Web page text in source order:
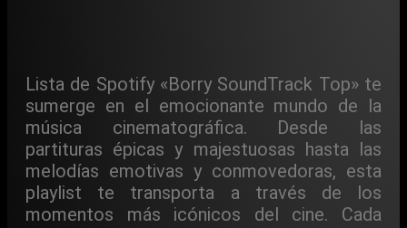
Lista de Spotify «Borry SoundTrack Top» te
sumerge en el emocionante mundo de la
música cinematográfica. Desde las
partituras épicas y majestuosas hasta las
melodías emotivas y conmovedoras, esta
playlist te transporta a través de los
momentos más icónicos del cine. Cada